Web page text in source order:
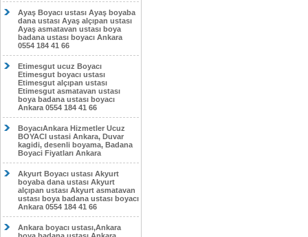
Ayaş Boyacı ustası Ayaş boyaba
dana ustası Ayaş alçıpan ustası
Ayaş asmatavan ustası boya
badana ustası boyacı Ankara
0554 184 41 66
Etimesgut ucuz Boyacı
Etimesgut boyacı ustası
Etimesgut alçıpan ustası
Etimesgut asmatavan ustası
boya badana ustası boyacı
Ankara 0554 184 41 66
BoyacıAnkara Hizmetler Ucuz
BOYACI ustasi Ankara, Duvar
kagidi, desenli boyama, Badana
Boyaci Fiyatları Ankara
Akyurt Boyacı ustası Akyurt
boyaba dana ustası Akyurt
alçıpan ustası Akyurt asmatavan
ustası boya badana ustası boyacı
Ankara 0554 184 41 66
Ankara boyacı ustası,Ankara